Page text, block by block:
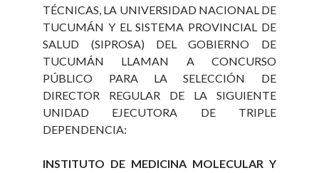
TÉCNICAS, LA UNIVERSIDAD NACIONAL DE
TUCUMÁN Y EL SISTEMA PROVINCIAL DE
SALUD (SIPROSA) DEL GOBIERNO DE
TUCUMÁN LLAMAN A CONCURSO
PÚBLICO PARA LA SELECCIÓN DE
DIRECTOR REGULAR DE LA SIGUIENTE
UNIDAD EJECUTORA DE TRIPLE
DEPENDENCIA:
INSTITUTO DE MEDICINA MOLECULAR Y